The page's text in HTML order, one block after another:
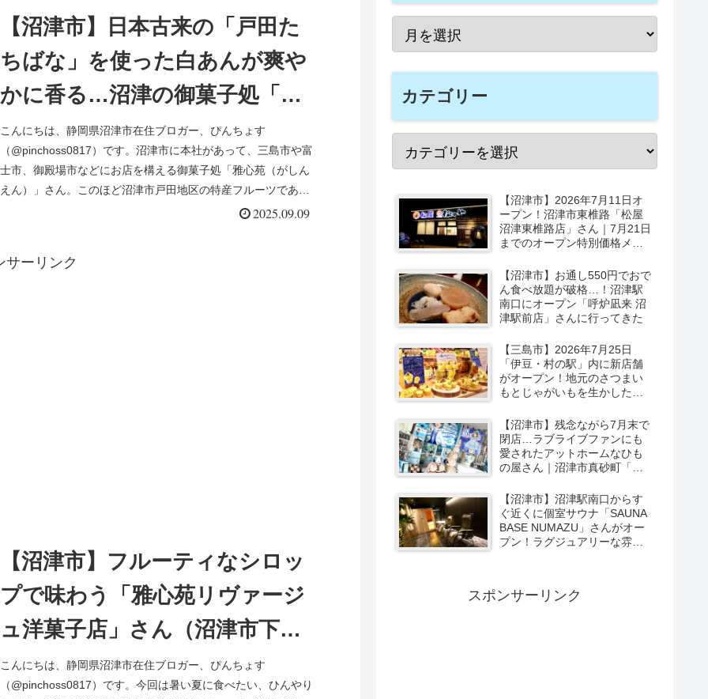
【沼津市】日本古来の「戸田た
ちばな」を使った白あんが爽や
かに香る…沼津の御菓子処「雅
心苑」さんから新作「橘香菓
（きっこうか）」
こんにちは、静岡県沼津市在住ブロガー、ぴんちょす
（@pinchoss0817）です。沼津市に本社があって、三島市や富
士市、御殿場市などにお店を構える御菓子処「雅心苑（がしん
えん）」さん。このほど沼津市戸田地区の特産フルーツである
2025.09.09
サーリンク
【沼津市】フルーティなシロッ
プで味わう「雅心苑リヴァージ
ュ洋菓子店」さん（沼津市下香
貫）のふわふわかき氷！ゆった
こんにちは、静岡県沼津市在住ブロガー、ぴんちょす
（@pinchoss0817）です。今回は暑い夏に食べたい、ひんやり
カテゴリー
【沼津市】2026年7月11日オ
ープン！沼津市東椎路「松屋
沼津東椎路店」さん｜7月21日
までのオープン特別価格メニ
【沼津市】お通し550円でおで
ん食べ放題が破格…！沼津駅
南口にオープン「呼炉凪来 沼
津駅前店」さんに行ってきた
【三島市】2026年7月25日
「伊豆・村の駅」内に新店舗
がオープン！地元のさつまい
もとじゃがいもを生かしたベ
と足お先に実食レポ【PR】
【沼津市】残念ながら7月末で
閉店…ラブライブファンにも
愛されたアットホームなひも
の屋さん｜沼津市真砂町「渡
【沼津市】沼津駅南口からす
ぐ近くに個室サウナ「SAUNA
BASE NUMAZU」さんがオー
プン！ラグジュアリーな雰囲
スポンサーリンク